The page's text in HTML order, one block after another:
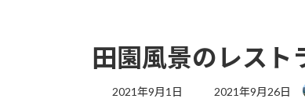
田園風景のレスト
2021年9月1日
最
2021年9月26日